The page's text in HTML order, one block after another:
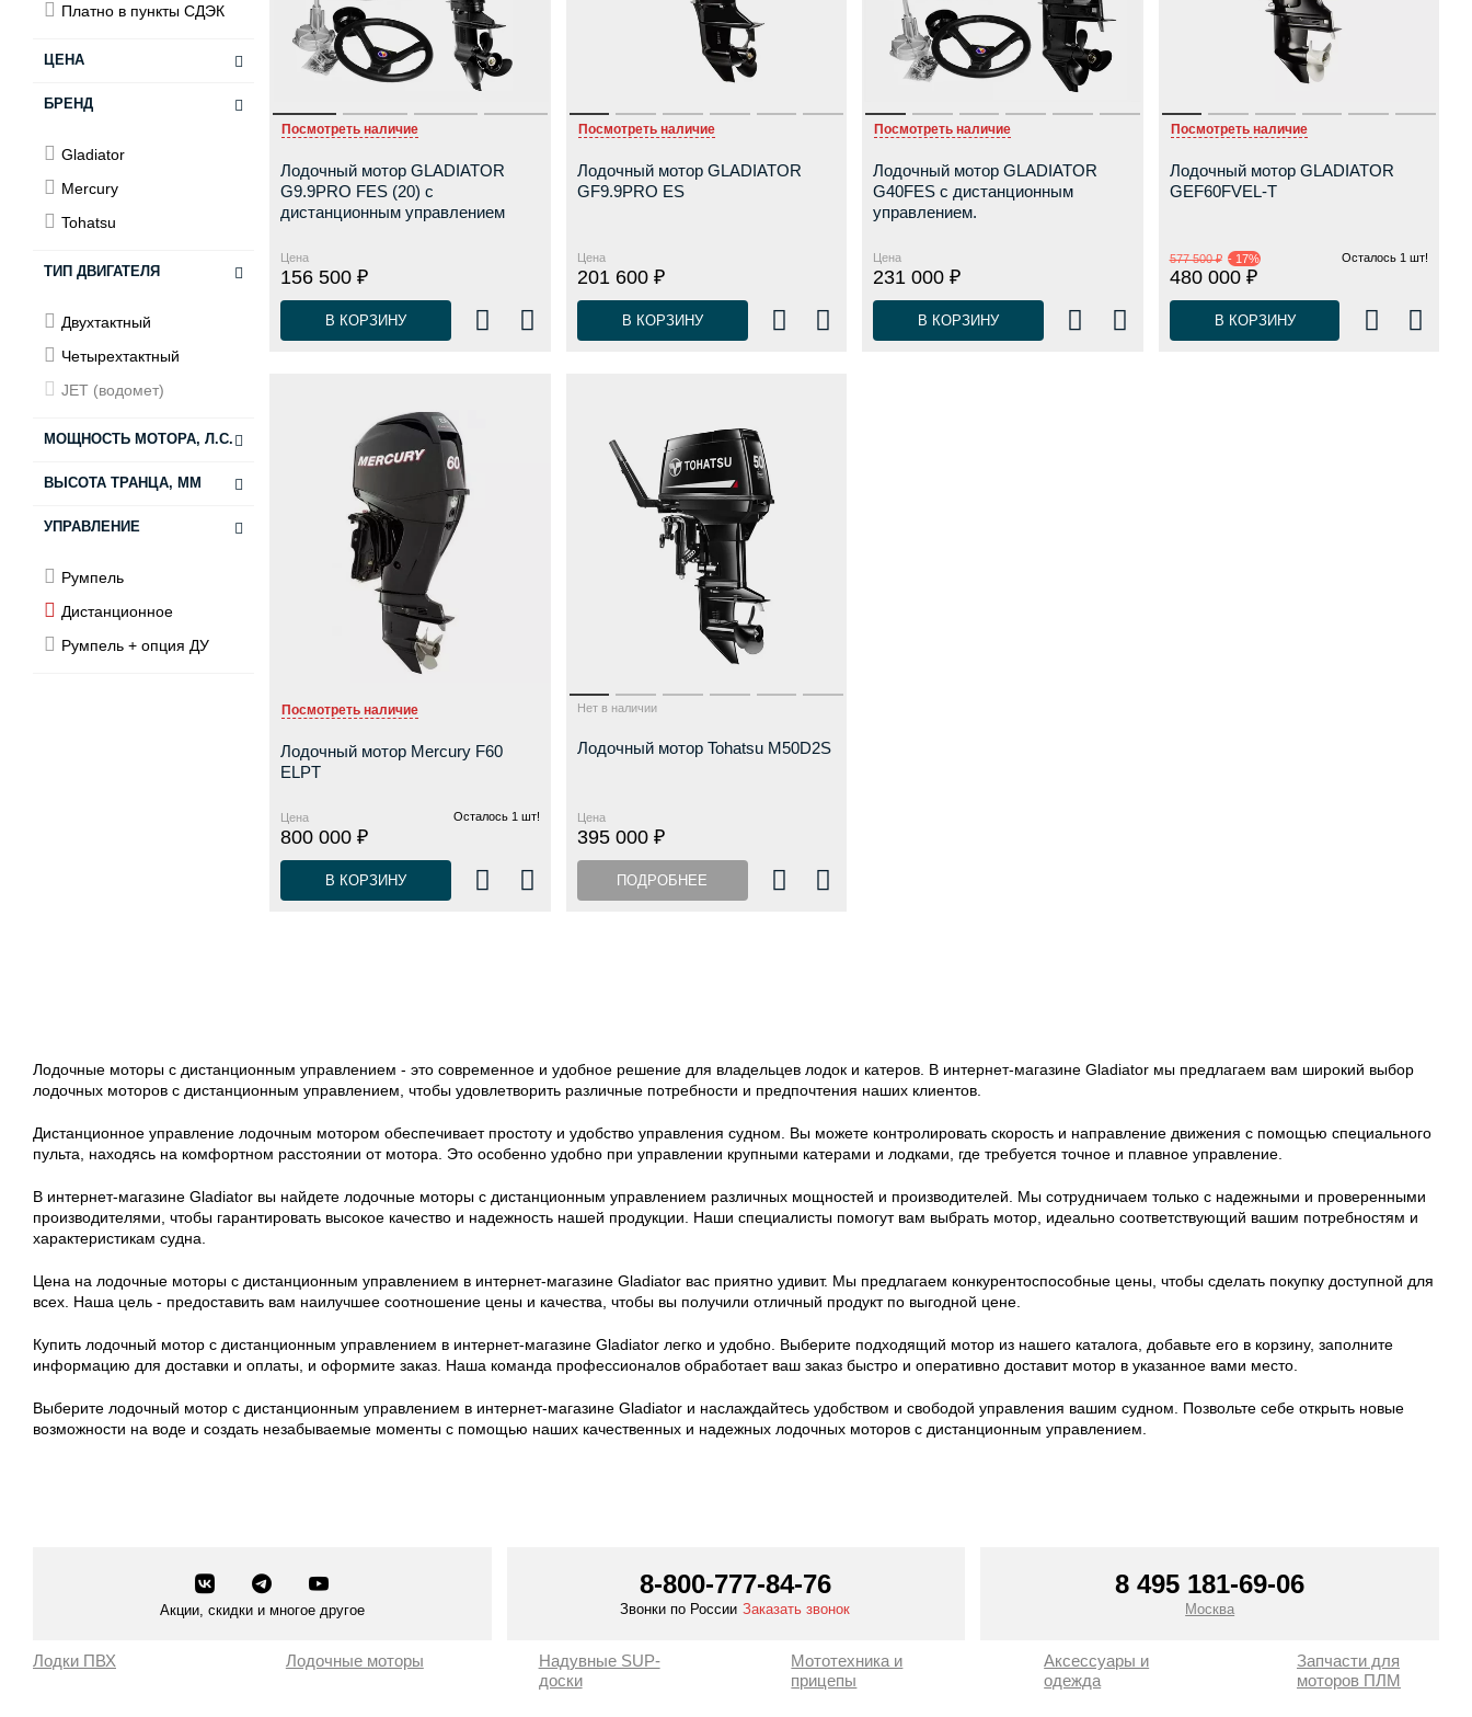
Платно в пункты СДЭК
ЦЕНА
от
БРЕНД
Gladiator
Mercury
Tohatsu
ТИП ДВИГАТЕЛЯ
Двухтактный
Четырехтактный
JET (водомет)
МОЩНОСТЬ МОТОРА, Л.С.
2,5-8
9,8-15
40-50
60-80
ВЫСОТА ТРАНЦА, ММ
381 (S)
УПРАВЛЕНИЕ
Румпель
Дистанционное
Румпель + опция ДУ
Посмотреть наличие
Лодочный мотор GLADIATOR
G9.9PRO FES (20) с
дистанционным управлением
Цена
156 500 ₽
В КОРЗИНУ
Посмотреть наличие
Лодочный мотор GLADIATOR
GF9.9PRO ES
Цена
201 600 ₽
В КОРЗИНУ
Посмотреть наличие
Лодочный мотор GLADIATOR
G40FES с дистанционным
управлением.
Цена
231 000 ₽
В КОРЗИНУ
Посмотреть наличие
Лодочный мотор GLADIATOR
GEF60FVEL-T
577 500 ₽ - 17%
480 000 ₽
Осталось 1 шт!
В КОРЗИНУ
Посмотреть наличие
Лодочный мотор Mercury F60
ELPT
Цена
800 000 ₽
Осталось 1 шт!
В КОРЗИНУ
Нет в наличии
Лодочный мотор Tohatsu M50D2S
Цена
395 000 ₽
ПОДРОБНЕЕ
Лодочные моторы с дистанционным управлением - это современное и удобное решение для владельцев лодок и катеров. В интернет-магазине Gladiator мы предлагаем вам широкий выбор
лодочных моторов с дистанционным управлением, чтобы удовлетворить различные потребности и предпочтения наших клиентов.
Дистанционное управление лодочным мотором обеспечивает простоту и удобство управления судном. Вы можете контролировать скорость и направление движения с помощью специального
пульта, находясь на комфортном расстоянии от мотора. Это особенно удобно при управлении крупными катерами и лодками, где требуется точное и плавное управление.
В интернет-магазине Gladiator вы найдете лодочные моторы с дистанционным управлением различных мощностей и производителей. Мы сотрудничаем только с надежными и проверенными
производителями, чтобы гарантировать высокое качество и надежность нашей продукции. Наши специалисты помогут вам выбрать мотор, идеально соответствующий вашим потребностям и
характеристикам судна.
Цена на лодочные моторы с дистанционным управлением в интернет-магазине Gladiator вас приятно удивит. Мы предлагаем конкурентоспособные цены, чтобы сделать покупку доступной для
всех. Наша цель - предоставить вам наилучшее соотношение цены и качества, чтобы вы получили отличный продукт по выгодной цене.
Купить лодочный мотор с дистанционным управлением в интернет-магазине Gladiator легко и удобно. Выберите подходящий мотор из нашего каталога, добавьте его в корзину, заполните
информацию для доставки и оплаты, и оформите заказ. Наша команда профессионалов обработает ваш заказ быстро и оперативно доставит мотор в указанное вами место.
Выберите лодочный мотор с дистанционным управлением в интернет-магазине Gladiator и наслаждайтесь удобством и свободой управления вашим судном. Позвольте себе открыть новые
возможности на воде и создать незабываемые моменты с помощью наших качественных и надежных лодочных моторов с дистанционным управлением.
Акции, скидки и многое другое
8-800-777-84-76
Звонки по России Заказать звонок
8 495 181-69-06
Москва
Лодки ПВХ Лодочные моторы
Надувные SUP-
доски
Мототехника и
прицепы
Аксессуары и
одежда
Запчасти для
моторов ПЛМ